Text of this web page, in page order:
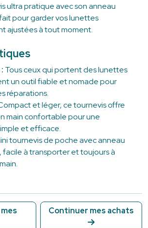
ultra pratique avec son anneau
pour garder vos lunettes
ajustées à tout moment.
Tous ceux qui portent des lunettes
un outil fiable et nomade pour
réparations.
et léger, ce tournevis offre
main confortable pour une
et efficace.
tournevis de poche avec anneau
à transporter et toujours à
Continuer mes achats